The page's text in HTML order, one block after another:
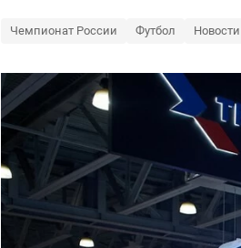
Чемпионат России Футбол Новости